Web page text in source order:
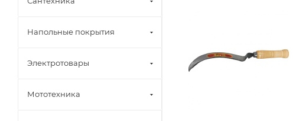
Напольные покрытия
Электротовары
Мототехника